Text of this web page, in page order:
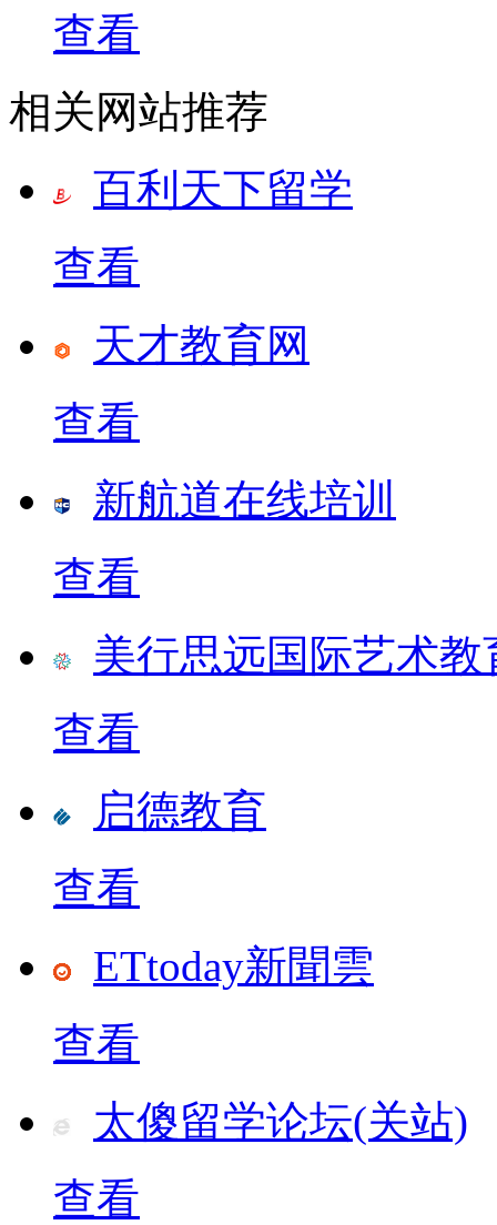
查看
相关网站推荐
百利天下留学
查看
天才教育网
查看
新航道在线培训
查看
美行思远国际艺术教
查看
启德教育
查看
ETtoday新聞雲
查看
太傻留学论坛(关站)
查看